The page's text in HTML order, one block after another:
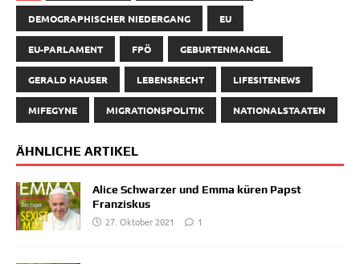
DEMOGRAPHISCHER NIEDERGANG EU
EU-PARLAMENT FPÖ GEBURTENMANGEL
GERALD HAUSER LEBENSRECHT LIFESITENEWS
MIFEGYNE MIGRATIONSPOLITIK NATIONALSTAATEN
ÄHNLICHE ARTIKEL
Alice Schwarzer und Emma küren Papst
Franziskus
27. Oktober 2021
1